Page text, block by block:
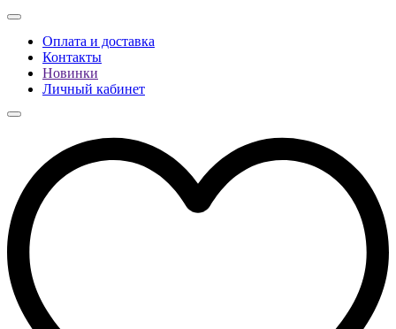
Оплата и доставка
Контакты
Новинки
Личный кабинет